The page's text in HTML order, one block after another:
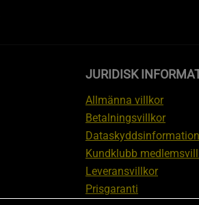
JURIDISK
Allmänna villkor
Betalningsvillkor
Dataskyddsinformation
Kundklubb
Leveransvillkor
Prisgaranti